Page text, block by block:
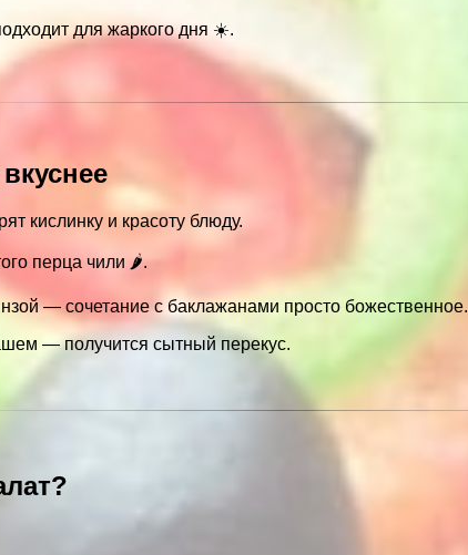
для жаркого дня ☀️.
кислинку и красоту блюду.
перца чили 🌶️.
— сочетание с баклажанами просто божественное.
— получится сытный перекус.